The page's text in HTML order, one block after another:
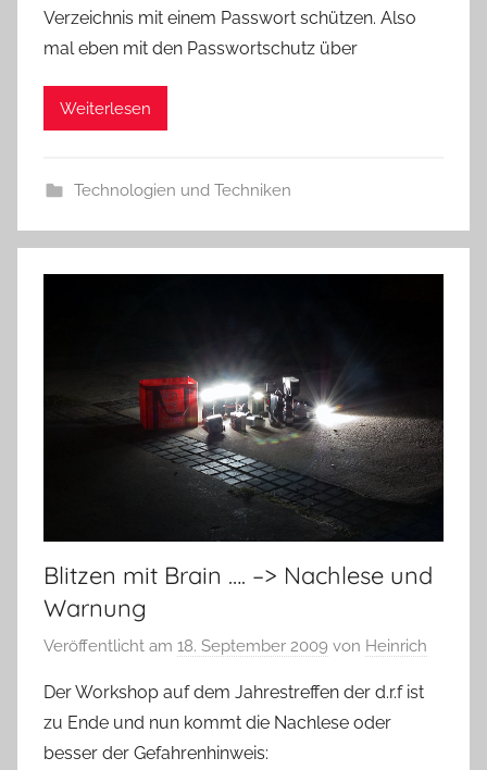
Verzeichnis mit einem Passwort schützen. Also
mal eben mit den Passwortschutz über
Weiterlesen
Technologien und Techniken
Blitzen mit Brain …. –> Nachlese und
Warnung
Veröffentlicht am 18. September 2009 von Heinrich
Der Workshop auf dem Jahrestreffen der d.r.f ist
zu Ende und nun kommt die Nachlese oder
besser der Gefahrenhinweis: